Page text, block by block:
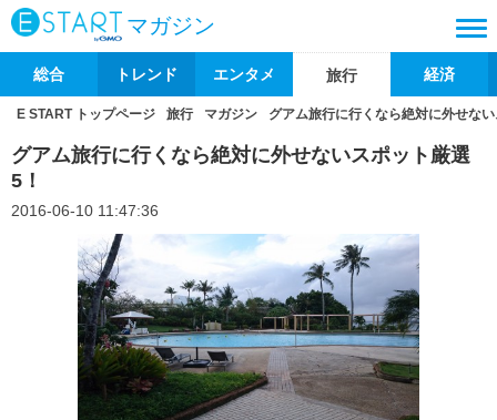
マガジン
総合 トレンド エンタメ 旅行 経済
E START トップページ 旅行 マガジン グアム旅行に行くなら絶対に外せな
グアム旅行に行くなら絶対に外せないスポット厳選
5！
2016-06-10 11:47:36